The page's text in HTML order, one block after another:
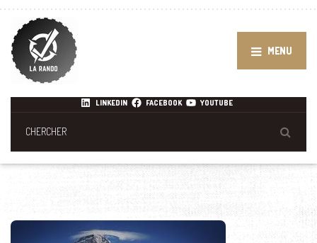
MENU
LINKEDIN FACEBOOK YOUTUBE